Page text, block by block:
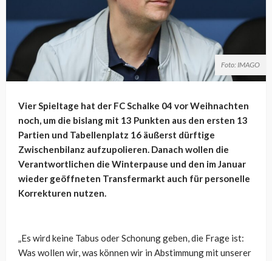
Foto: IMAGO
Vier Spieltage hat der FC Schalke 04 vor Weihnachten
noch, um die bislang mit 13 Punkten aus den ersten 13
Partien und Tabellenplatz 16 äußerst dürftige
Zwischenbilanz aufzupolieren. Danach wollen die
Verantwortlichen die Winterpause und den im Januar
wieder geöffneten Transfermarkt auch für personelle
Korrekturen nutzen.
„Es wird keine Tabus oder Schonung geben, die Frage ist:
Was wollen wir, was können wir in Abstimmung mit unserer